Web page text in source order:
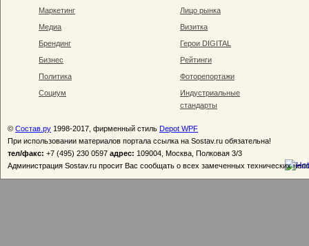
Маркетинг
Медиа
Брендинг
Бизнес
Политика
Социум
Лицо рынка
Визитка
Герои DIGITAL
Рейтинги
Фоторепортажи
Индустриальные
стандарты
© Состав.ру 1998-2017, фирменный стиль Depot WPF
При использовании материалов портала ссылка на Sostav.ru обязательна!
тел/факс: +7 (495) 230 0597 адрес: 109004, Москва, Полковая 3/3
Администрация Sostav.ru просит Вас сообщать о всех замеченных технических